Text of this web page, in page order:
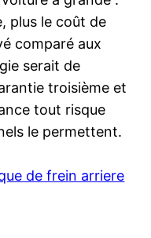
plus le coût de
comparé aux
serait de
troisième et
tout risque
le permettent.
de frein arriere